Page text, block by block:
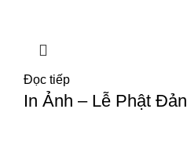
Đọc tiếp
In Ảnh – Lễ Phật Đản